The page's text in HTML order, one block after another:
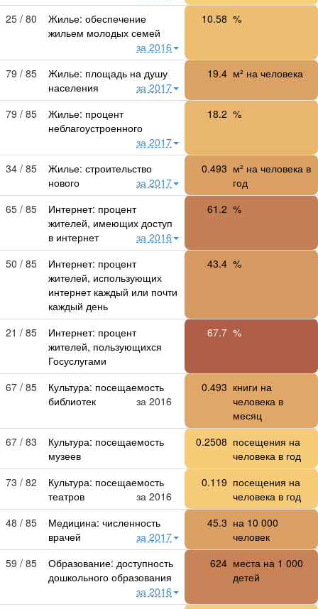
25 / 80
Жилье: обеспечение
жильем молодых семей
за 2016
10.58 %
79 / 85
Жилье: площадь на душу
населения
за 2017
19.4 м² на человека
79 / 85
Жилье: процент
неблагоустроенного
за 2017
18.2 %
34 / 85
Жилье: строительство
нового
за 2017
0.493 м² на человека в
год
65 / 85
Интернет: процент
жителей, имеющих доступ
в интернет
за 2016
61.2 %
50 / 85
Интернет: процент
жителей, использующих
интернет каждый или почти
каждый день
43.4 %
21 / 85
Интернет: процент
жителей, пользующихся
Госуслугами
67.7 %
67 / 85
Культура: посещаемость
библиотек
за 2016
0.493 книги на
человека в
месяц
67 / 83
Культура: посещаемость
музеев
0.2508 посещения на
человека в год
73 / 82
Культура: посещаемость
театров
за 2016
0.119 посещения на
человека в год
48 / 85
Медицина: численность
врачей
за 2017
45.3 на 10 000
человек
59 / 85
Образование: доступность
дошкольного образования
за 2016
624 места на 1 000
детей